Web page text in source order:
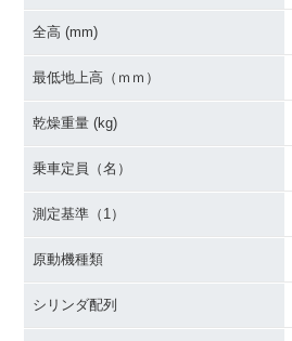
全高 (mm)
最低地上高（ｍｍ）
乾燥重量 (kg)
乗車定員（名）
測定基準（1）
原動機種類
シリンダ配列